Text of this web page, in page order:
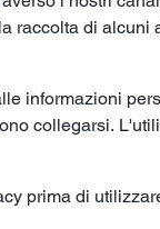
raccolta di
informazioni
collegarsi.
prima di